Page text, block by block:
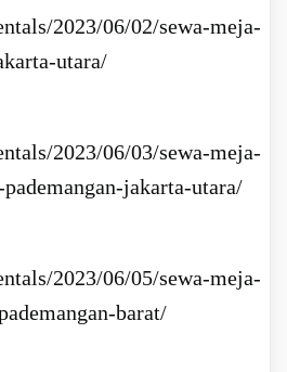
2023/06/02/sewa-meja-
utara/
2023/06/03/sewa-meja-
jakarta-utara/
2023/06/05/sewa-meja-
barat/